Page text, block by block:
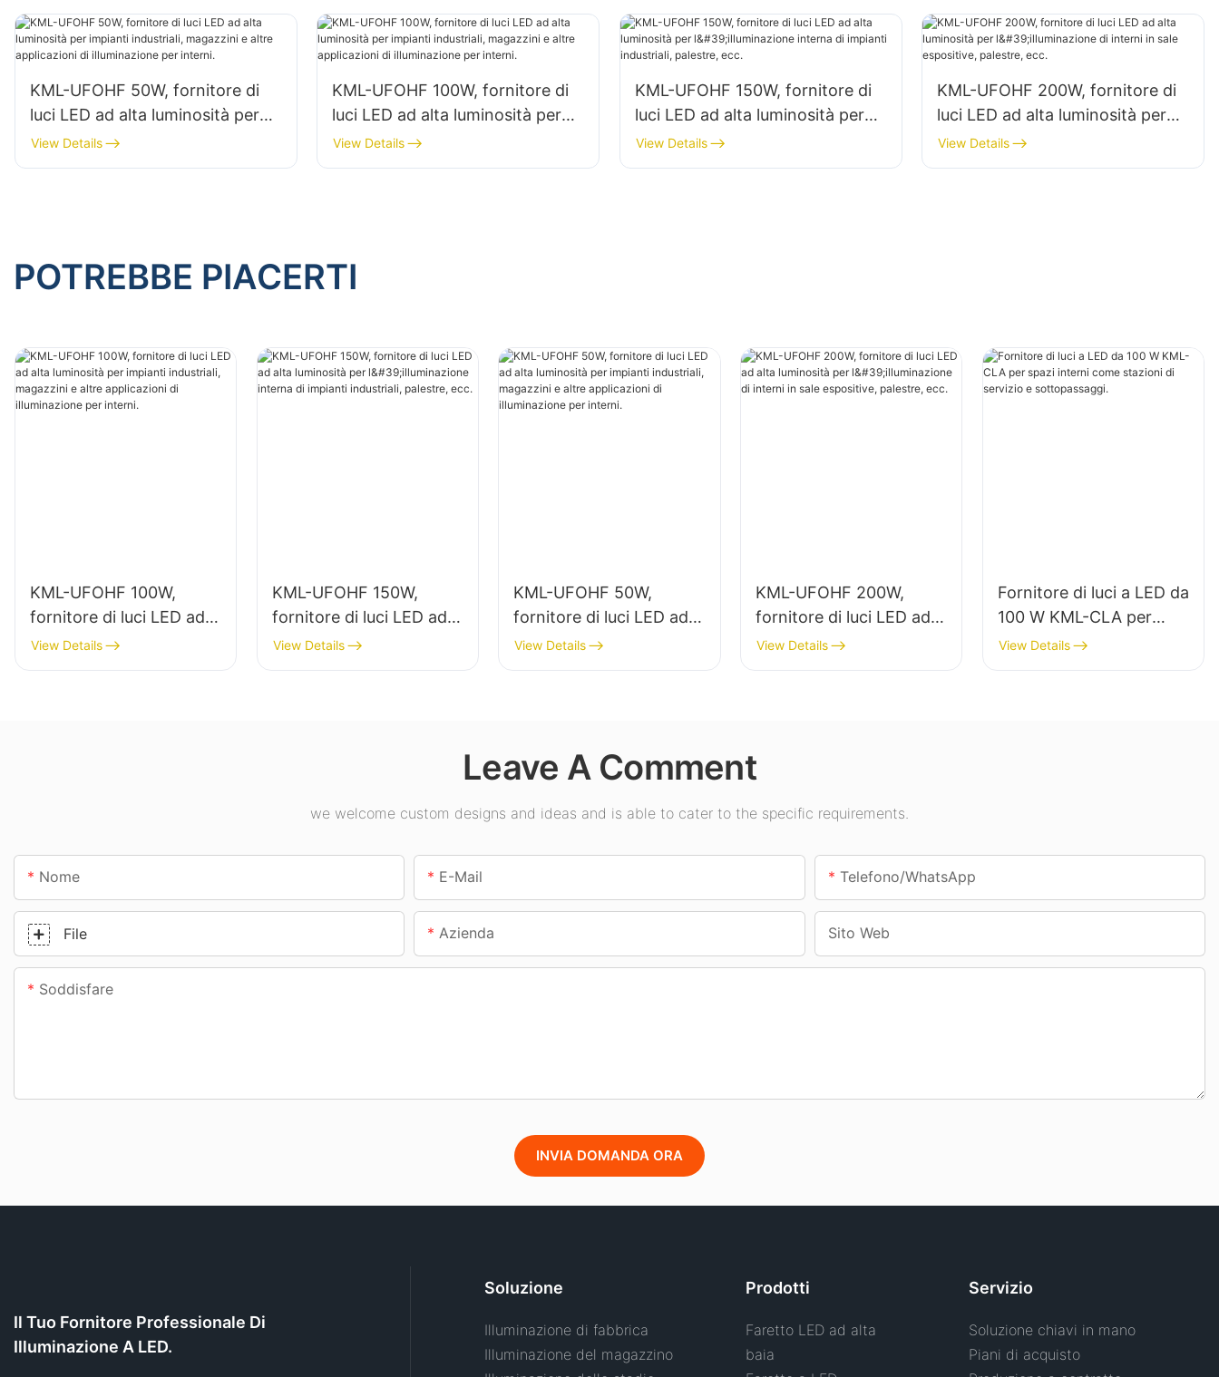
magazzini.
KML-UFOHF 50W, fornitore di
luci LED ad alta luminosità per
impianti industriali, magazzini e
altre applicazioni di illuminazione
View Details
KML-UFOHF 100W, fornitore di
luci LED ad alta luminosità per
impianti industriali, magazzini e
altre applicazioni di illuminazione
View Details
KML-UFOHF 150W, fornitore di
luci LED ad alta luminosità per
l'illuminazione interna di impianti
industriali, palestre, ecc.
View Details
KML-UFOHF 200W, fornitore di
luci LED ad alta luminosità per
l'illuminazione di interni in sale
espositive, palestre, ecc.
View Details
POTREBBE PIACERTI
KML-UFOHF 100W,
fornitore di luci LED ad
alta luminosità per
impianti industriali,
View Details
KML-UFOHF 150W,
fornitore di luci LED ad
alta luminosità per
l'illuminazione interna di
View Details
KML-UFOHF 50W,
fornitore di luci LED ad
alta luminosità per
impianti industriali,
View Details
KML-UFOHF 200W,
fornitore di luci LED ad
alta luminosità per
l'illuminazione di interni
View Details
Fornitore di luci a LED da
100 W KML-CLA per
spazi interni come
stazioni di servizio e
View Details
Leave A Comment
we welcome custom designs and ideas and is able to cater to the specific requirements.
Nome E-Mail Telefono/WhatsApp
File Azienda Sito Web
Soddisfare
INVIA DOMANDA ORA
Il Tuo Fornitore Professionale Di
Illuminazione A LED.
Soluzione
Illuminazione di fabbrica
Illuminazione del magazzino
Prodotti
Faretto LED ad alta
baia
Servizio
Soluzione chiavi in ​​mano
Piani di acquisto